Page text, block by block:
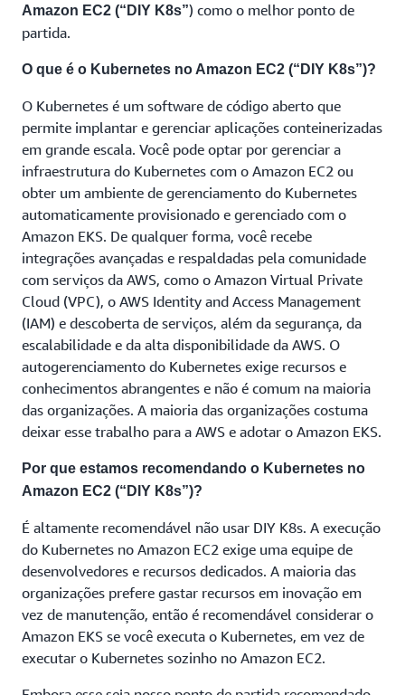
Amazon EC2 (“DIY K8s”) como o melhor ponto de
partida.
O que é o Kubernetes no Amazon EC2 (“DIY K8s”)?
O Kubernetes é um software de código aberto que
permite implantar e gerenciar aplicações conteinerizadas
em grande escala. Você pode optar por gerenciar a
infraestrutura do Kubernetes com o Amazon EC2 ou
obter um ambiente de gerenciamento do Kubernetes
automaticamente provisionado e gerenciado com o
Amazon EKS. De qualquer forma, você recebe
integrações avançadas e respaldadas pela comunidade
com serviços da AWS, como o Amazon Virtual Private
Cloud (VPC), o AWS Identity and Access Management
(IAM) e descoberta de serviços, além da segurança, da
escalabilidade e da alta disponibilidade da AWS. O
autogerenciamento do Kubernetes exige recursos e
conhecimentos abrangentes e não é comum na maioria
das organizações. A maioria das organizações costuma
deixar esse trabalho para a AWS e adotar o Amazon EKS.
Por que estamos recomendando o Kubernetes no
Amazon EC2 (“DIY K8s”)?
É altamente recomendável não usar DIY K8s. A execução
do Kubernetes no Amazon EC2 exige uma equipe de
desenvolvedores e recursos dedicados. A maioria das
organizações prefere gastar recursos em inovação em
vez de manutenção, então é recomendável considerar o
Amazon EKS se você executa o Kubernetes, em vez de
executar o Kubernetes sozinho no Amazon EC2.